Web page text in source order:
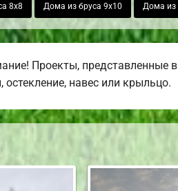
8х8 Дома из бруса 9х10 Дома из
Проекты, представленные
остекление, навес или крыльцо.